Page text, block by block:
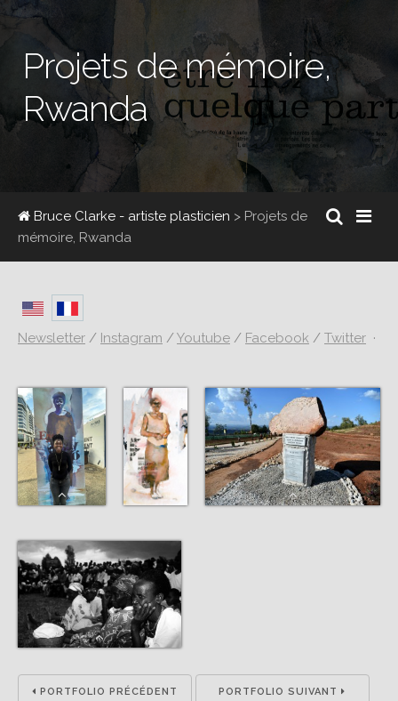
Projets de mémoire,
Rwanda
Bruce Clarke - artiste plasticien > Projets de
mémoire, Rwanda
Newsletter / Instagram /Youtube / Facebook / Twitter ·
PORTFOLIO PRÉCÉDENT PORTFOLIO SUIVANT